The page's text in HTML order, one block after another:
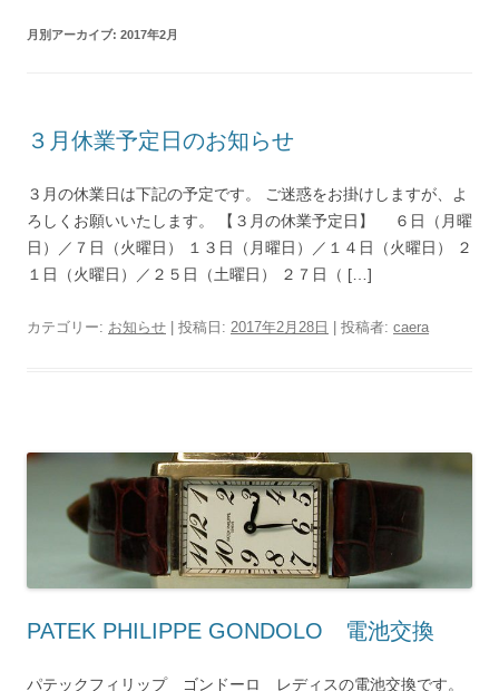
月別アーカイブ: 2017年2月
３月休業予定日のお知らせ
３月の休業日は下記の予定です。 ご迷惑をお掛けしますが、よ
ろしくお願いいたします。 【３月の休業予定日】 ６日（月曜
日）／７日（火曜日） １３日（月曜日）／１４日（火曜日） ２
１日（火曜日）／２５日（土曜日） ２７日（ […]
カテゴリー: お知らせ | 投稿日: 2017年2月28日 投稿者: caera
PATEK PHILIPPE GONDOLO 電池交換
パテックフィリップ ゴンドーロ レディスの電池交換です。